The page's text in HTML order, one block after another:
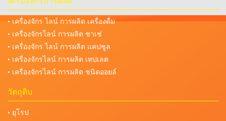
• เครื่องจักร ไลน์ การผลิต เครื่องดื่ม
• เครื่องจักรไลน์ การผลิต ชาเช่
• เครื่องจักร ไลน์ การผลิต แคปซูล
• เครื่องจักรไลน์ การผลิต เทปเลต
• เครื่องจักรไลน์ การผลิต ชนิดออยล์
วัตถุดิบ
• ยุโรป